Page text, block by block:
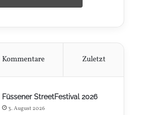
Kommentare Zuletzt
Füssener StreetFestival 2026
3. August 2026